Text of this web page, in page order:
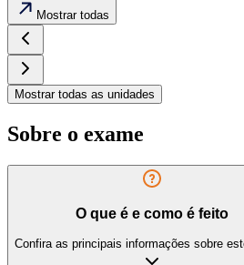
Mostrar todas
Mostrar todas as unidades
Sobre o exame
O que é e como é feito
Confira as principais informações sobre